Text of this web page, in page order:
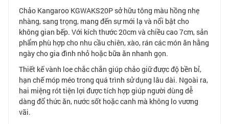
Chảo Kangaroo KGWAKS20P sở hữu tông màu hồng nhẹ
nhàng, sang trọng, mang đến sự mới lạ và nổi bật cho
không gian bếp. Với kích thước 20cm và chiều cao 7cm, sản
phẩm phù hợp cho nhu cầu chiên, xào, rán các món ăn hằng
ngày cho gia đình nhỏ hoặc bữa ăn nhanh gọn.
Thiết kế vành loe chắc chắn giúp chảo giữ được độ bền bỉ,
hạn chế móp méo trong quá trình sử dụng lâu dài. Ngoài ra,
hai miệng rót tiện lợi được tích hợp giúp người dùng dễ
dàng đổ thức ăn, nước sốt hoặc canh mà không lo vương
vãi.